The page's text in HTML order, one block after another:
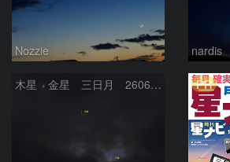
Nozzie nardis
木星 金星 三日月 260618 PR